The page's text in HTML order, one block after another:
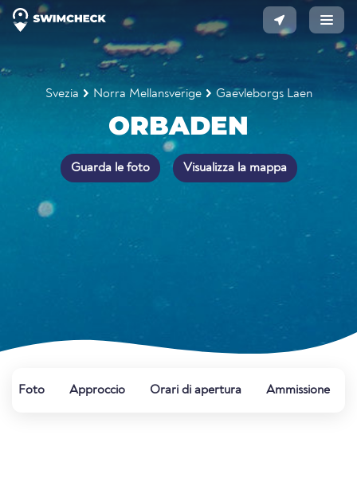
Svezia Norra Mellansverige Gaevleborgs Laen
ORBADEN
Guarda le foto Visualizza la mappa
Foto Approccio Orari di apertura Ammissione